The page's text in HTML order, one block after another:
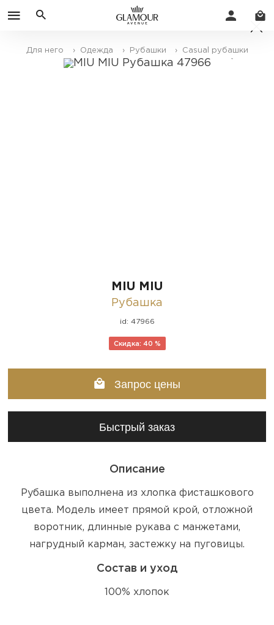
Для него › Одежда › Рубашки › Casual рубашки
MIU MIU
Рубашка
id: 47966
Скидка: 40 %
Запрос цены
Быстрый заказ
Описание
Рубашка выполнена из хлопка фисташкового
цвета. Модель имеет прямой крой, отложной
воротник, длинные рукава с манжетами,
нагрудный карман, застежку на пуговицы.
Состав и уход
100% хлопок